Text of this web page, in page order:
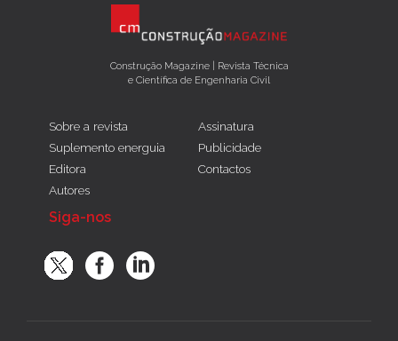
Construção Magazine | Revista Técnica
e Científica de Engenharia Civil
Sobre a revista
Suplemento energuia
Editora
Autores
Assinatura
Publicidade
Contactos
Siga-nos